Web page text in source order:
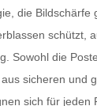
die Bildschärfe
schützt,
Sowohl die
sicheren und
sich für jeden